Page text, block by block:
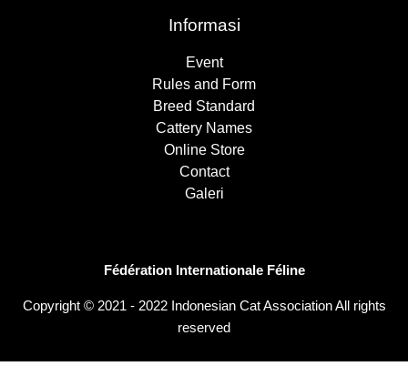
Informasi
Event
Rules and Form
Breed Standard
Cattery Names
Online Store
Contact
Galeri
Fédération Internationale Féline
Copyright © 2021 - 2022 Indonesian Cat Association All rights
reserved